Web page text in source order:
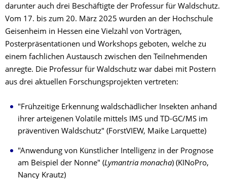
darunter auch drei Beschäftigte der Professur für Waldschutz.
Vom 17. bis zum 20. März 2025 wurden an der Hochschule
Geisenheim in Hessen eine Vielzahl von Vorträgen,
Posterpräsentationen und Workshops geboten, welche zu
einem fachlichen Austausch zwischen den Teilnehmenden
anregte. Die Professur für Waldschutz war dabei mit Postern
aus drei aktuellen Forschungsprojekten vertreten:
"Frühzeitige Erkennung waldschädlicher Insekten anhand
ihrer arteigenen Volatile mittels IMS und TD-GC/MS im
präventiven Waldschutz" (ForstVIEW, Maike Larquette)
"Anwendung von Künstlicher Intelligenz in der Prognose
am Beispiel der Nonne" (Lymantria monacha) (KINoPro,
Nancy Krautz)